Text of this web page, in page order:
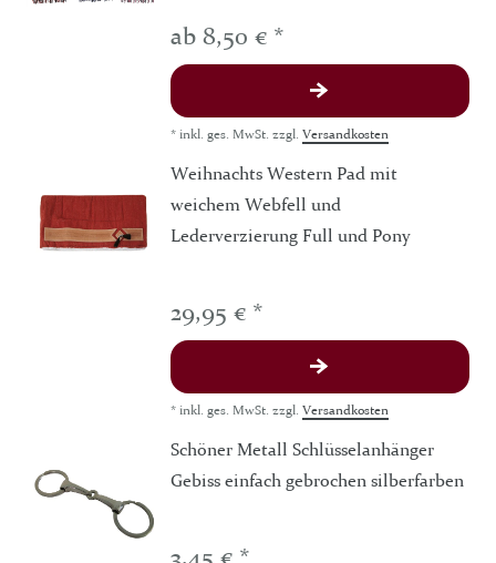
ab 8,50 € *
* inkl. ges. MwSt. zzgl. Versandkosten
Weihnachts Western Pad mit
weichem Webfell und
Lederverzierung Full und Pony
29,95 € *
* inkl. ges. MwSt. zzgl. Versandkosten
Schöner Metall Schlüsselanhänger
Gebiss einfach gebrochen silberfarben
3,45 € *